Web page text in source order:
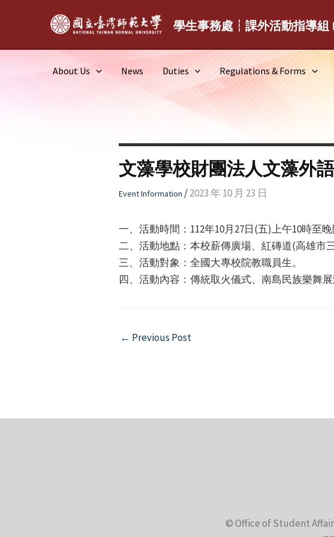
學生事務處┆課外活動指導組
About Us News Duties Regulations & Forms
文藻學校財團法人文藻外
Event Information /2023 年 10 月 23 日
一、活動時間：112年10月27日(五)上午10時至
二、活動地點：本校薪傳廣場、紅磚道(高雄市
三、活動對象：全國大專校院教職員生。
四、活動內容：傳統取火儀式、南島民族樂舞展
Post
← Previous Post
© Office of Student